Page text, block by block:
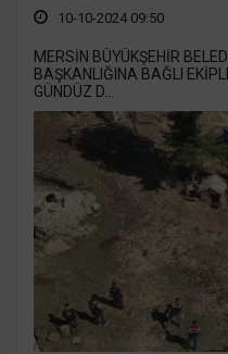
10-10-2024 09:50
MERSİN BÜYÜKŞEHİR
BAŞKANLIĞINA BAĞLI
GÜNDÜZ D...